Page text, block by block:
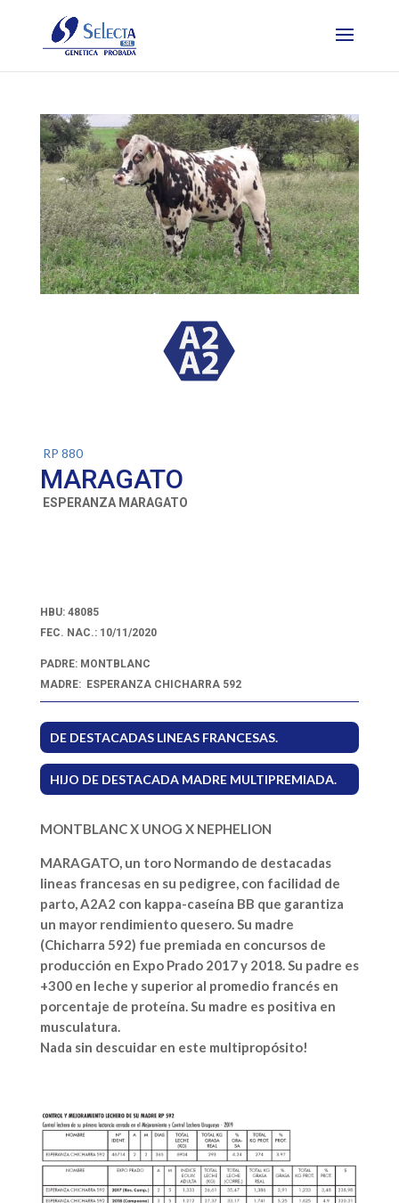
RP 880
MARAGATO
ESPERANZA MARAGATO
HBU: 48085
FEC. NAC.: 10/11/2020
PADRE: MONTBLANC
MADRE: ESPERANZA CHICHARRA 592
DE DESTACADAS LINEAS FRANCESAS.
HIJO DE DESTACADA MADRE MULTIPREMIADA.
MONTBLANC X UNOG X NEPHELION
MARAGATO, un toro Normando de destacadas
lineas francesas en su pedigree, con facilidad de
parto, A2A2 con kappa-caseína BB que garantiza
un mayor rendimiento quesero. Su madre
(Chicharra 592) fue premiada en concursos de
producción en Expo Prado 2017 y 2018. Su padre es
+300 en leche y superior al promedio francés en
porcentaje de proteína. Su madre es positiva en
musculatura.
Nada sin descuidar en este multipropósito!